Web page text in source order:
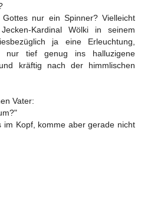
nur ein Spinner? Vielleicht
Kardinal Wölki in seinem
ja eine Erleuchtung,
tief genug ins halluzigene
kräftig nach der himmlischen
Vater:
im Kopf, komme aber gerade nicht